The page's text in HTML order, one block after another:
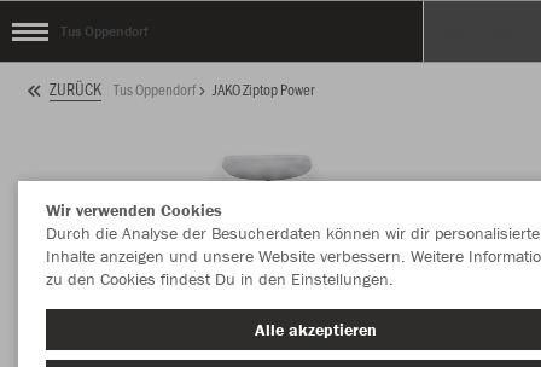
Tus Oppendorf
ZURÜCK Tus Oppendorf JAKO Ziptop Power
Wir verwenden Cookies
Durch die Analyse der Besucherdaten können wir dir personalisierte
Inhalte anzeigen und unsere Website verbessern. Weitere
zu den Cookies findest Du in den Einstellungen.
Alle akzeptieren